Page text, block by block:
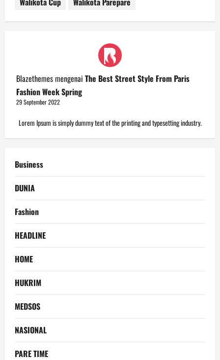
Blazethemesmengenai The Best Street Style From Paris
Fashion Week Spring
29 September 2022
Lorem Ipsum is simply dummy text of the printing and typesetting industry.
Business
DUNIA
Fashion
HEADLINE
HOME
HUKRIM
MEDSOS
NASIONAL
PARE TIME